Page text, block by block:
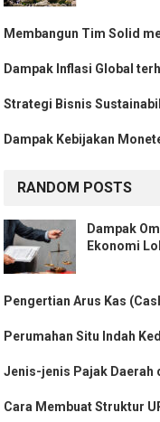
Membangun Tim Solid
Dampak Inflasi Global
Strategi Bisnis
Dampak Kebijakan
RANDOM POSTS
Dampak
Ekonomi
Pengertian Arus Kas
Perumahan Situ Indah
Jenis-jenis Pajak Daerah
Cara Membuat Struktur